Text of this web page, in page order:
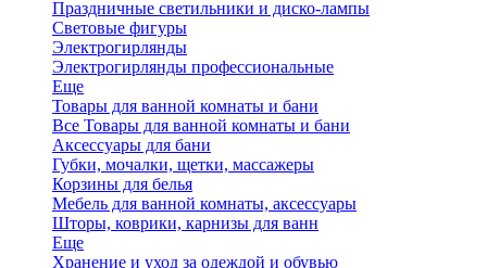
Праздничные светильники и диско-лампы
Световые фигуры
Электрогирлянды
Электрогирлянды профессиональные
Еще
Товары для ванной комнаты и бани
Все Товары для ванной комнаты и бани
Аксессуары для бани
Губки, мочалки, щетки, массажеры
Корзины для белья
Мебель для ванной комнаты, аксессуары
Шторы, коврики, карнизы для ванн
Еще
Хранение и уход за одеждой и обувью